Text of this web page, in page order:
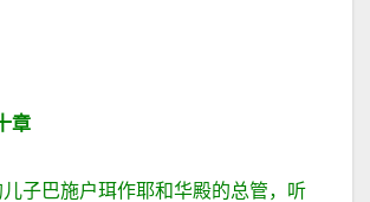
章
子巴施户珥作耶和华殿的总管，听